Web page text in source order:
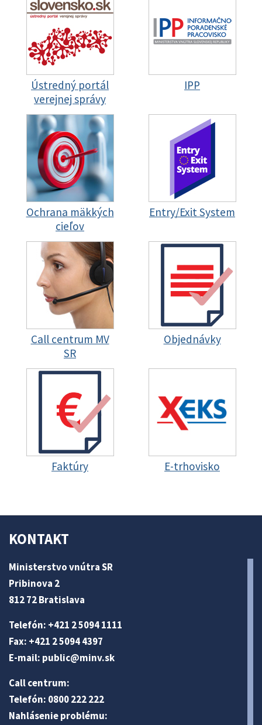
Ústredný portál
verejnej správy
IPP
Ochrana mäkkých
cieľov
Entry/Exit System
Call centrum MV
SR
Objednávky
Faktúry E-trhovisko
KONTAKT
Ministerstvo vnútra SR
Pribinova 2
812 72 Bratislava
Telefón: +421 2 5094 1111
Fax: +421 2 5094 4397
E-mail: public@minv.sk
Call centrum:
Telefón: 0800 222 222
Nahlásenie problému: